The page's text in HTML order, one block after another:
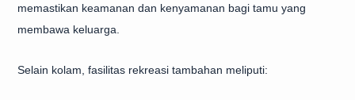
memastikan keamanan dan kenyamanan bagi tamu yang
membawa keluarga.
Selain kolam, fasilitas rekreasi tambahan meliputi: